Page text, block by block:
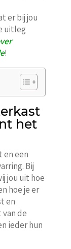
er bij jou
uitleg
!
het
en een
Bij
jou uit hoe
hoe je er
en
de
ieder hun